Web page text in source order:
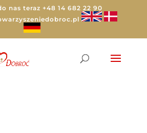
nas teraz +48 14 682 22 90